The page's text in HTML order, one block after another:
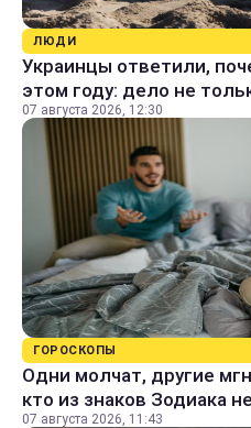
ЛЮДИ
Украинцы ответили,
этом году: дело не
07 августа 2026, 12:30
ГОРОСКОПЫ
Одни молчат, другие
кто из знаков Зодиака
07 августа 2026, 11:43